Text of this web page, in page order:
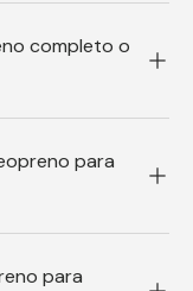
completo o
para
para